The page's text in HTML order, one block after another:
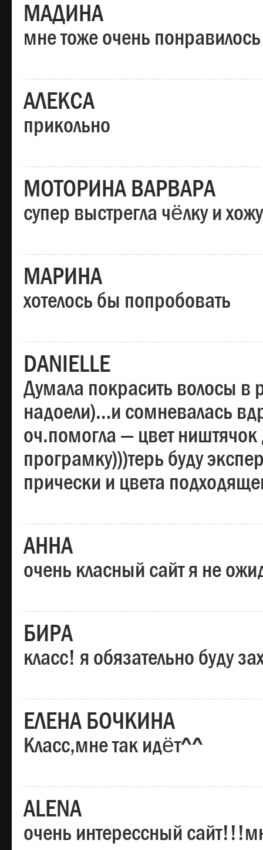
МАДИНА
мне тоже очень
АЛЕКСА
прикольно
МОТОРИНА ВАРВАРА
супер выстрегла чёлку и
МАРИНА
хотелось бы попробовать
DANIELLE
Думала покрасить волосы
надоели)…и сомневалась
оч.помогла — цвет
програмку)))терь буду
прически и цвета
АННА
очень класный сайт я не
БИРА
класс! я обязательно буду
ЕЛЕНА БОЧКИНА
Класс,мне так идёт^^
ALENA
очень интерессный